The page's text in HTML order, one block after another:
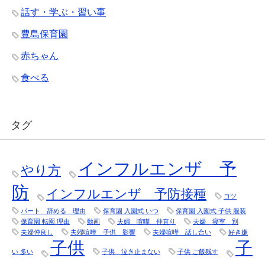
話す・学ぶ・習い事
豊島保育園
赤ちゃん
食べる
タグ
やり方
インフルエンザ 予
防
インフルエンザ 予防接種 コツ
パート 辞める 理由 保育園 入園式 いつ
保育園 入園式 子供 服装
保育園 転園 理由
動画 夫婦 喧嘩 仲直り
夫婦 寝室 別
夫婦仲良し
夫婦喧嘩 子供 影響 夫婦喧嘩 話し合い 好き嫌
い 多い 子供 子供 泣き止まない 子供 ご飯残す
子